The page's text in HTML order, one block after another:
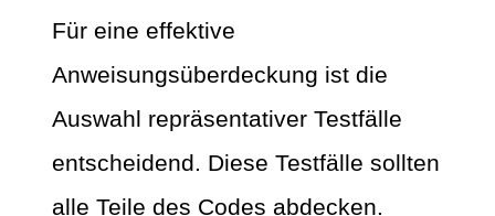
Für eine effektive
Anweisungsüberdeckung ist die
Auswahl repräsentativer Testfälle
entscheidend. Diese Testfälle sollten
alle Teile des Codes abdecken.